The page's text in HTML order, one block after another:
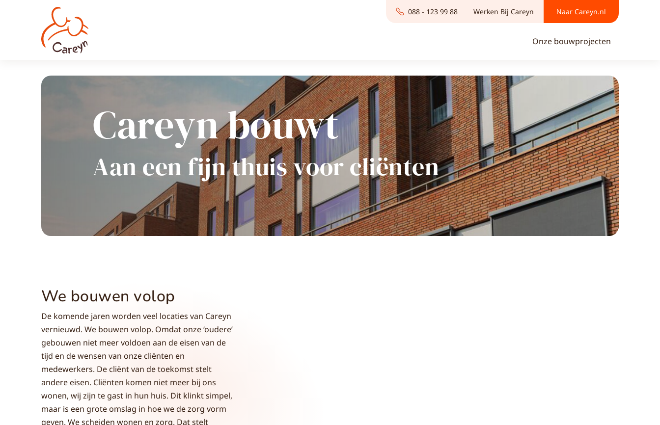
088 - 123 99 88 Werken Bij Careyn Naar Careyn.nl
Onze bouwprojecten
Careyn bouwt
Aan een fijn thuis voor cliënten
We bouwen volop
De komende jaren worden veel locaties van Careyn
vernieuwd. We bouwen volop. Omdat onze ‘oudere’
gebouwen niet meer voldoen aan de eisen van de
tijd en de wensen van onze cliënten en
medewerkers. De cliënt van de toekomst stelt
andere eisen. Cliënten komen niet meer bij ons
wonen, wij zijn te gast in hun huis. Dit klinkt simpel,
maar is een grote omslag in hoe we de zorg vorm
geven. We scheiden wonen en zorg. Dat stelt